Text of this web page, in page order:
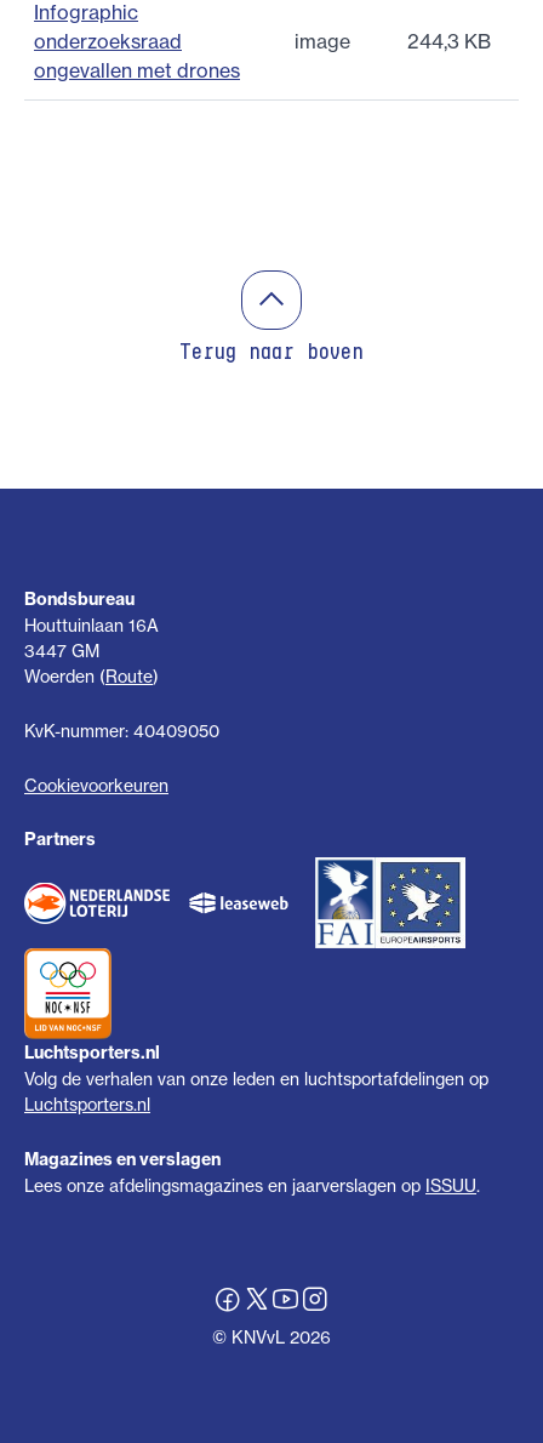
Infographic
onderzoeksraad
ongevallen met drones
image 244,3 KB
Terug naar boven
Bondsbureau
Houttuinlaan 16A
3447 GM
Woerden (Route)
KvK-nummer: 40409050
Cookievoorkeuren
Partners
Luchtsporters.nl
Volg de verhalen van onze leden en luchtsportafdelingen op
Luchtsporters.nl
Magazines en verslagen
Lees onze afdelingsmagazines en jaarverslagen op ISSUU.
© KNVvL 2026